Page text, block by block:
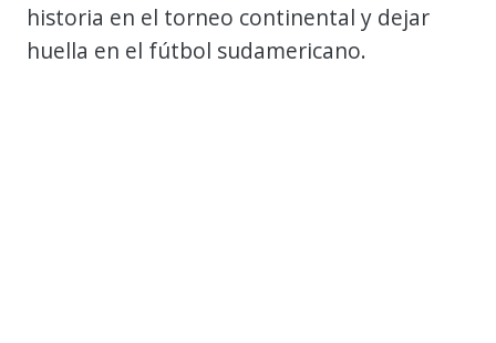
historia en el torneo continental y dejar
huella en el fútbol sudamericano.